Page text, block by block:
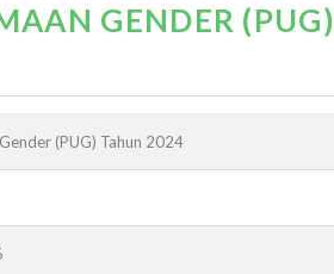
GENDER (PUG)
(PUG) Tahun 2024